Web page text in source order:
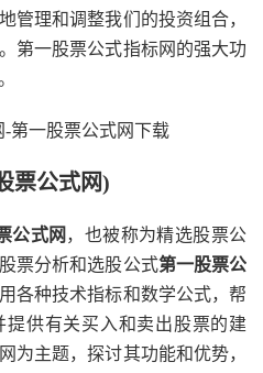
管理和调整我们的投资组合，
第一股票公式指标网的强大功
票公式网)
公式网 ，也被称为精选股票公
票分析和选股公式第一股票公
各种技术指标和数学公式，帮
供有关买入和卖出股票的建
为主题，探讨其功能和优势，